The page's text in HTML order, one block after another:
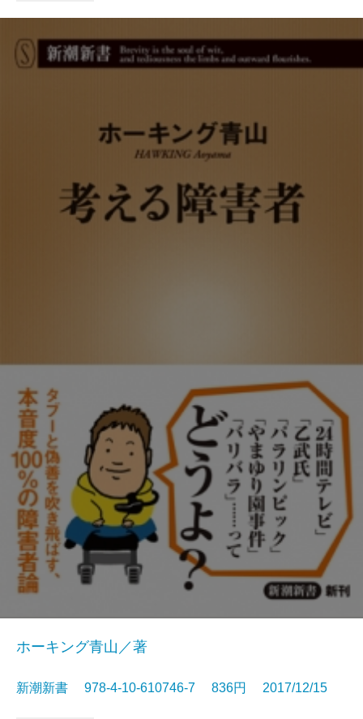
ホーキング青山／著
新潮新書 978-4-10-610746-7 836円 2017/12/15